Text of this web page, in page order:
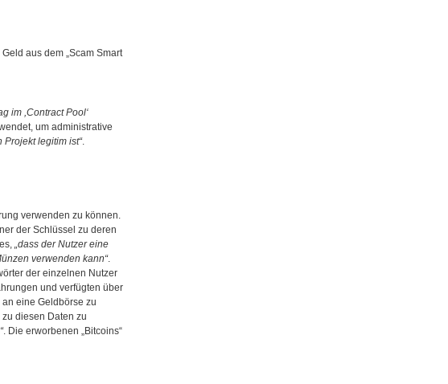
aus dem „Scam Smart
im ,Contract Pool‘
um administrative
Projekt legitim ist“.
verwenden zu können.
der Schlüssel zu deren
„dass der Nutzer eine
verwenden kann“.
der einzelnen Nutzer
und verfügten über
eine Geldbörse zu
diesen Daten zu
. Die erworbenen „Bitcoins“